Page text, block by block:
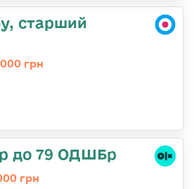
старший
грн
до 79 ОДШБр
грн